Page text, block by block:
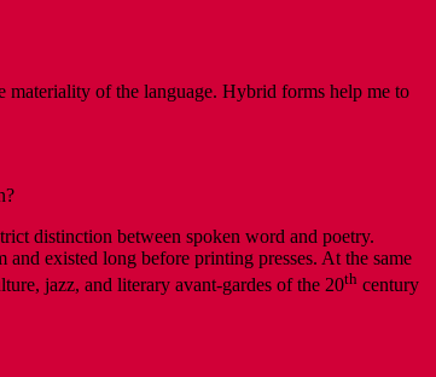
of the language. Hybrid forms help me to
distinction between spoken word and poetry.
existed long before printing presses. At the same
jazz, and literary avant-gardes of the 20th century